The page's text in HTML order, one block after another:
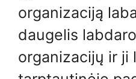
organizaciją
daugelis
organizacijų ir ji